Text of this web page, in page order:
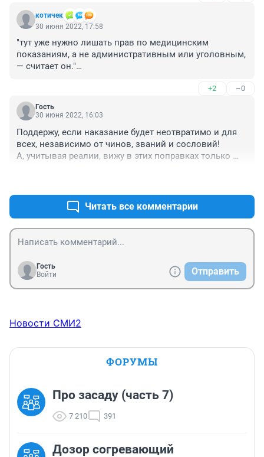
котичек
30 июня 2022, 17:58
"тут уже нужно лишать прав по медицинским
показаниям, а не административным или уголовным,
— считает он."
разница, по медицинским показаниям его лишат или
по уголовным?..
+2 –0
Гость
30 июня 2022, 16:03
Поддержу, если наказание будет неотвратимо и для
всех, независимо от чинов, званий и сословий!
А, учитывая реалии, вижу в этих поправках только
Читать все комментарии
Гость
Войти
Отправить
Новости СМИ2
ФОРУМЫ
Про засаду (часть 7)
7 210 391
Дозор согревающий